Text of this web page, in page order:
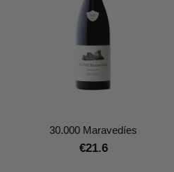
30.000 Maravedíes
€21.6